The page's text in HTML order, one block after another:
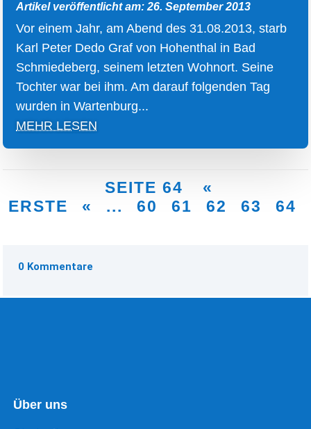
Artikel veröffentlicht am: 26. September 2013
Vor einem Jahr, am Abend des 31.08.2013, starb
Karl Peter Dedo Graf von Hohenthal in Bad
Schmiedeberg, seinem letzten Wohnort. Seine
Tochter war bei ihm. Am darauf folgenden Tag
wurden in Wartenburg...
MEHR LESEN
SEITE 64
«
ERSTE
« ... 60 61 62 63 64
0 Kommentare
Über uns